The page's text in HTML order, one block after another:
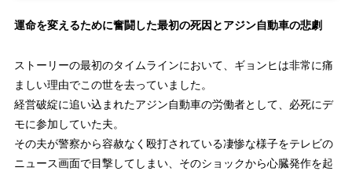
運命を変えるために奮闘した最初の死因とアジン自動車の悲劇
ストーリーの最初のタイムラインにおいて、ギョンヒは非常に痛
ましい理由でこの世を去っていました。
経営破綻に追い込まれたアジン自動車の労働者として、必死にデ
モに参加していた夫。
その夫が警察から容赦なく殴打されている凄惨な様子をテレビの
ニュース画面で目撃してしまい、そのショックから心臓発作を起